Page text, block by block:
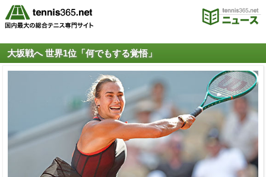
大坂戦へ 世界1位「何でもする覚悟」